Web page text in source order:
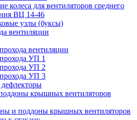
колеса для вентиляторов среднего
ВЦ 14-46
узлы (буксы)
вентиляции
вентиляции
УП 1
УП 2
УП 3
крышных вентиляторов
и поддоны крышных вентиляторов